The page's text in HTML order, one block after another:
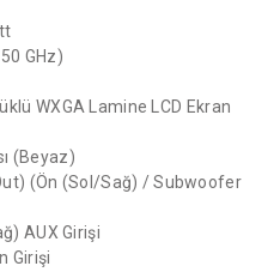
GHz)
WXGA Lamine LCD Ekran
(Beyaz)
(Ön (Sol/Sağ) / Subwoofer
AUX Girişi
Girişi